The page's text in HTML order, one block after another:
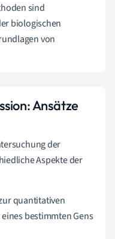
sind
biologischen
von
Ansätze
der
Aspekte der
quantitativen
bestimmten Gens